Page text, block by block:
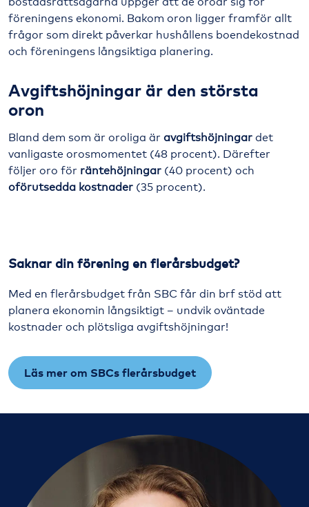
föreningens ekonomi. Bakom oron ligger framför allt
frågor som direkt påverkar hushållens boendekostnad
och föreningens långsiktiga planering.
Avgiftshöjningar är den största
oron
Bland dem som är oroliga är avgiftshöjningar det
vanligaste orosmomentet (48 procent). Därefter
följer oro för räntehöjningar (40 procent) och
oförutsedda kostnader (35 procent).
Saknar din förening en flerårsbudget?
Med en flerårsbudget från SBC får din brf stöd att
planera ekonomin långsiktigt – undvik oväntade
kostnader och plötsliga avgiftshöjningar!
Läs mer om SBCs flerårsbudget